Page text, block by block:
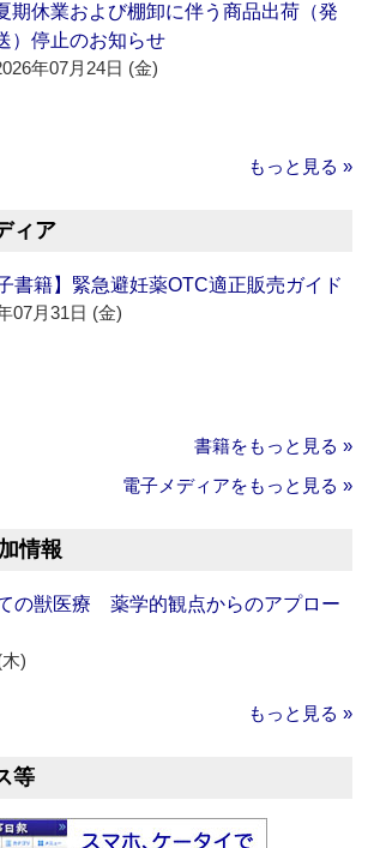
期休業および棚卸に伴う商品出荷（発
）停止のお知らせ
年07月24日 (金)
もっと見る »
ィア
子書籍】緊急避妊薬OTC適正販売ガイド
07月31日 (金)
書籍をもっと見る »
電子メディアをもっと見る »
情報
ての獣医療 薬学的観点からのアプロー
)
もっと見る »
等